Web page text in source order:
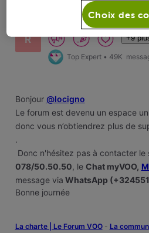
R
roylion15
+9
Top Expert • 49K
Bonjour @locigno
Le forum est devenu un espace
donc vous n’obtiendrez plus de
.
Donc n'hésitez pas à contacter le
078/50.50.50, le Chat myVOO,
message via WhatsApp
Bonne journée
La charte | Le Forum VOO- ‎La
Choix des